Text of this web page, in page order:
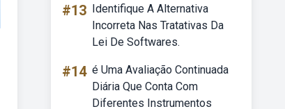
#13 Identifique A Alternativa
Incorreta Nas Tratativas Da
Lei De Softwares.
#14 é Uma Avaliação Continuada
Diária Que Conta Com
Diferentes Instrumentos